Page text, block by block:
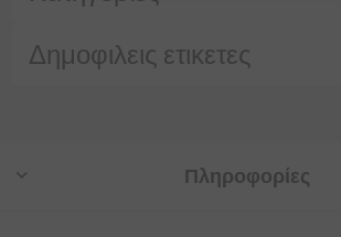
Δημοφιλεις ετικετες
Πληροφορίες